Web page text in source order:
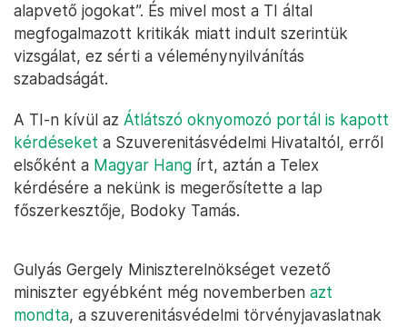
alapvető jogokat”. És mivel most a TI által
megfogalmazott kritikák miatt indult szerintük
vizsgálat, ez sérti a véleménynyilvánítás
szabadságát.
A TI-n kívül az Átlátszó oknyomozó portál is kapott
kérdéseket a Szuverenitásvédelmi Hivataltól, erről
elsőként a Magyar Hang írt, aztán a Telex
kérdésére a nekünk is megerősítette a lap
főszerkesztője, Bodoky Tamás.
Gulyás Gergely Miniszterelnökséget vezető
miniszter egyébként még novemberben azt
mondta, a szuverenitásvédelmi törvényjavaslatnak